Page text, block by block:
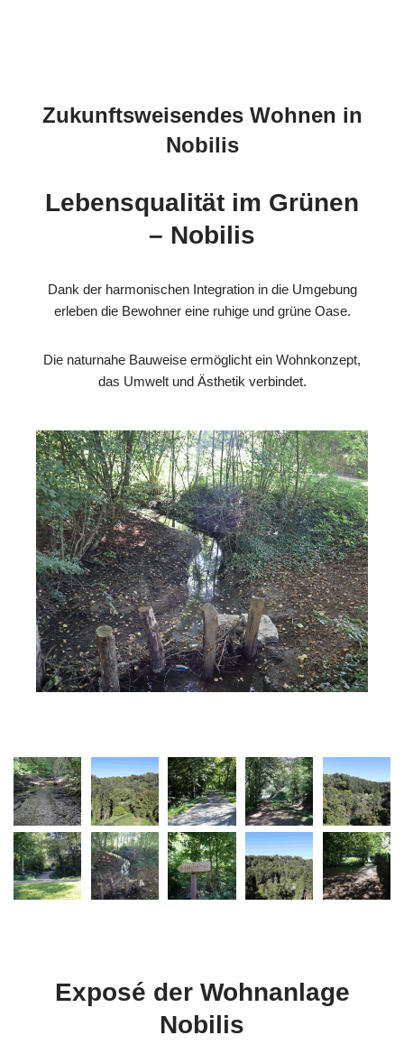
Zukunftsweisendes Wohnen in
Nobilis
Lebensqualität im Grünen
– Nobilis
Dank der harmonischen Integration in die Umgebung
erleben die Bewohner eine ruhige und grüne Oase.
Die naturnahe Bauweise ermöglicht ein Wohnkonzept,
das Umwelt und Ästhetik verbindet.
Exposé der Wohnanlage
Nobilis